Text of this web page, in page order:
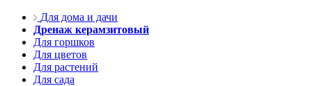
Для дома и дачи
Дренаж керамзитовый
Для горшков
Для цветов
Для растений
Для сада